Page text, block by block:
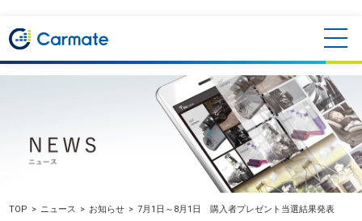
TOP ニュース お知らせ 7月1日～8月1日 購入者プレゼント当選結果発表